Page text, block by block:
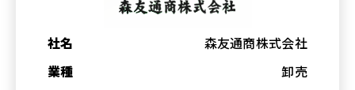
社名
森友通商株式会社
業種
卸売